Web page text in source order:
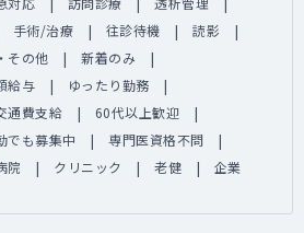
手術/治療 往診待機
読影
その他
新着のみ
給与
ゆったり勤務
通費支給
60代以上歓迎
でも募集中
専門医資格不問
院 クリニック 老健 企業